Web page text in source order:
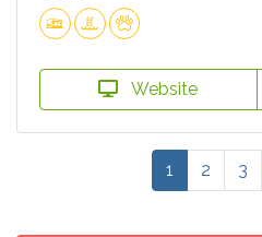
Website
1 2 3